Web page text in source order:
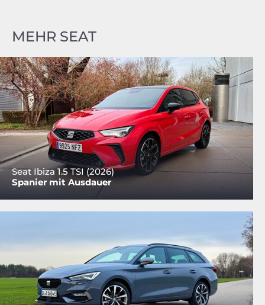
MEHR SEAT
Seat Ibiza 1.5 TSI (2026)
Spanier mit Ausdauer